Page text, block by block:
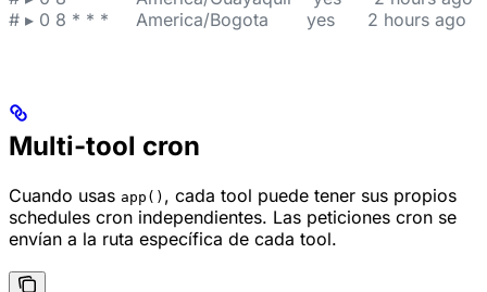
# ▸ 0 8 * * *     America/Bogota       yes      2 hours ago
Multi-tool cron
Cuando usas app() , cada tool puede tener sus propios
schedules cron independientes. Las peticiones cron se
envían a la ruta específica de cada tool.